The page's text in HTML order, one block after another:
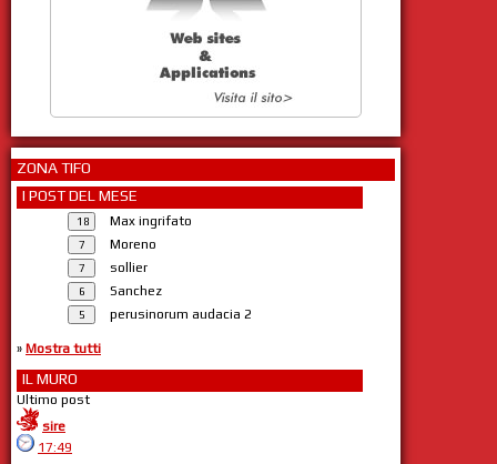
ZONA TIFO
I POST DEL MESE
Max ingrifato
Moreno
sollier
Sanchez
perusinorum audacia 2
» Mostra tutti
IL MURO
Ultimo post
sire
17:49